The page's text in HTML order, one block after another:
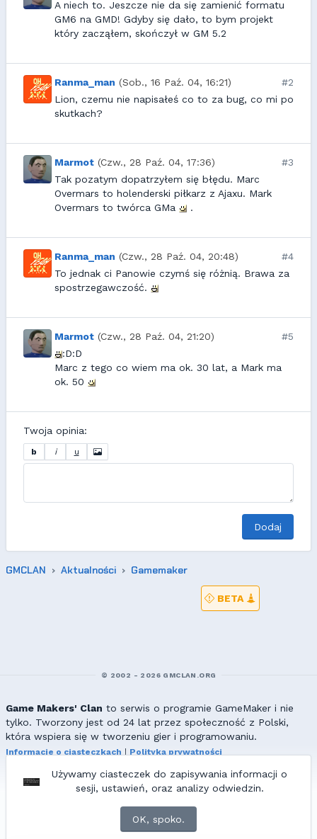
A niech to. Jeszcze nie da się zamienić formatu
GM6 na GMD! Gdyby się dało, to bym projekt
który zacząłem, skończył w GM 5.2
Ranma_man (Sob., 16 Paź. 04, 16:21)
#2
Lion, czemu nie napisałeś co to za bug, co mi po
skutkach?
Marmot (Czw., 28 Paź. 04, 17:36)
#3
Tak pozatym dopatrzyłem się błędu. Marc
Overmars to holenderski piłkarz z Ajaxu. Mark
Overmars to twórca GMa
.
Ranma_man (Czw., 28 Paź. 04, 20:48)
#4
To jednak ci Panowie czymś się różnią. Brawa za
spostrzegawczość.
Marmot (Czw., 28 Paź. 04, 21:20)
#5
:D:D
Marc z tego co wiem ma ok. 30 lat, a Mark ma
ok. 50
Twoja opinia:
b i u
Dodaj
GMCLAN Aktualności Gamemaker
Używamy ciasteczek do zapisywania informacji o
sesji, ustawień, oraz analizy odwiedzin.
OK, spoko.
BETA
© 2002 - 2026 GMCLAN.ORG
Game Makers' Clan to serwis o programie GameMaker i nie
tylko. Tworzony jest od 24 lat przez społeczność z Polski,
która wspiera się w tworzeniu gier i programowaniu.
Informacje o ciasteczkach
Polityka prywatności
Wszelkie prawa zastrzeżone. Kopiowanie materiałów bez zgody
redakcji zabronione!
ZNAJDZIESZ NAS TAKŻE NA: